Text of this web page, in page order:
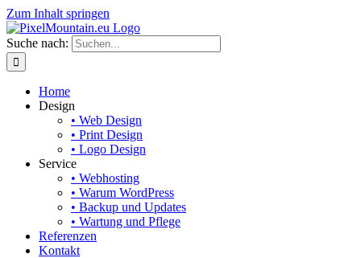
Zum Inhalt springen
Suche nach:
Home
Design
• Web Design
• Print Design
• Logo Design
Service
• Webhosting
• Warum WordPress
• Backup und Updates
• Wartung und Pflege
Referenzen
Kontakt